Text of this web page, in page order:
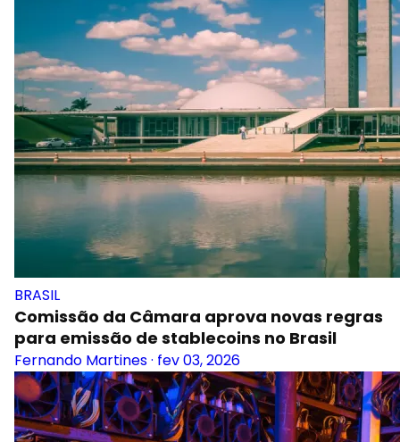
BRASIL
Comissão da Câmara aprova novas regras
para emissão de stablecoins no Brasil
Fernando Martines· fev 03, 2026